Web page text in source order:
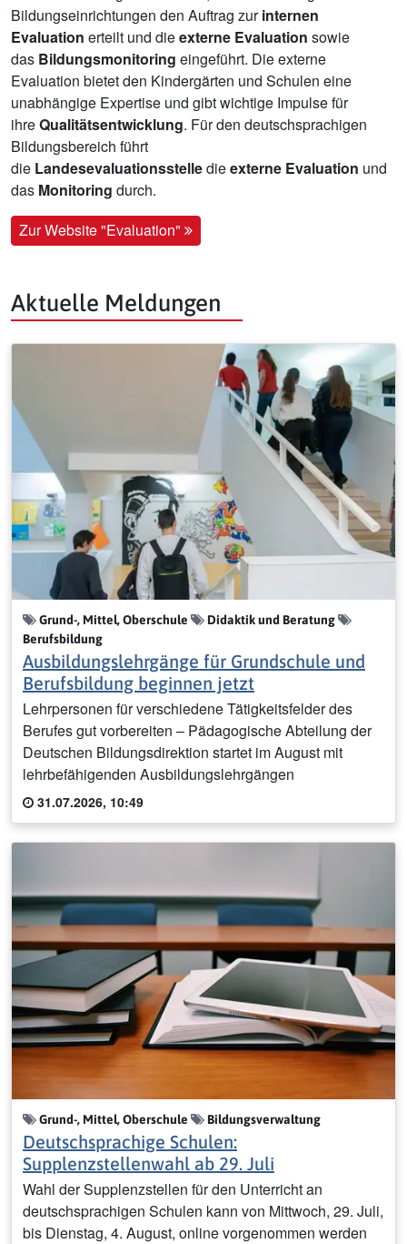
Bildungseinrichtungen den Auftrag zurinternen
Evaluation erteilt und dieexterne Evaluation sowie
das Bildungsmonitoring eingeführt. Die externe
Evaluation bietet den Kindergärten und Schulen eine
unabhängige Expertise und gibt wichtige Impulse für
ihreQualitätsentwicklung. Für den deutschsprachigen
Bildungsbereich führt
die Landesevaluationsstelledieexterne Evaluation und
das Monitoring durch.
Zur Website "Evaluation"
Aktuelle Meldungen
Grund-, Mittel, Oberschule
Didaktik und Beratung
Berufsbildung
Ausbildungslehrgänge für Grundschule und
Berufsbildung beginnen jetzt
Lehrpersonen für verschiedene Tätigkeitsfelder des
Berufes gut vorbereiten – Pädagogische Abteilung der
Deutschen Bildungsdirektion startet im August mit
lehrbefähigenden Ausbildungslehrgängen
31.07.2026, 10:49
Grund-, Mittel, Oberschule Bildungsverwaltung
Deutschsprachige Schulen:
Supplenzstellenwahl ab 29. Juli
Wahl der Supplenzstellen für den Unterricht an
deutschsprachigen Schulen kann von Mittwoch, 29. Juli,
bis Dienstag, 4. August, online vorgenommen werden